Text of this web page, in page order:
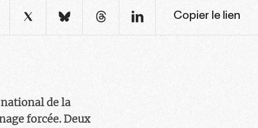
Copier le lien
de la
forcée. Deux